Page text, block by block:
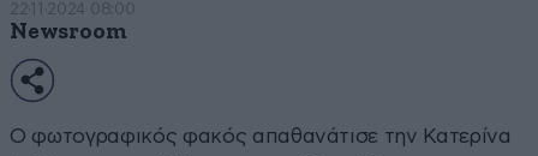
22·11·2024 08:00
Newsroom
Ο φωτογραφικός φακός απαθανάτισε την Κατερίνα